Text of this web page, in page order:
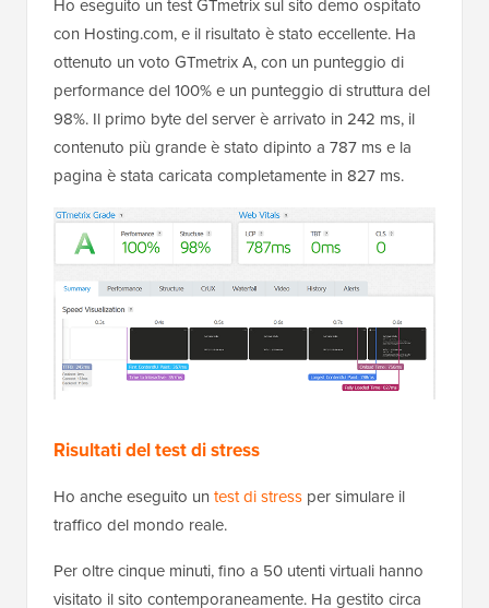
Ho eseguito un test GTmetrix sul sito demo ospitato
con Hosting.com, e il risultato è stato eccellente. Ha
ottenuto un voto GTmetrix A, con un punteggio di
performance del 100% e un punteggio di struttura del
98%. Il primo byte del server è arrivato in 242 ms, il
contenuto più grande è stato dipinto a 787 ms e la
pagina è stata caricata completamente in 827 ms.
Risultati del test di stress
Ho anche eseguito un test di stress per simulare il
traffico del mondo reale.
Per oltre cinque minuti, fino a 50 utenti virtuali hanno
visitato il sito contemporaneamente. Ha gestito circa